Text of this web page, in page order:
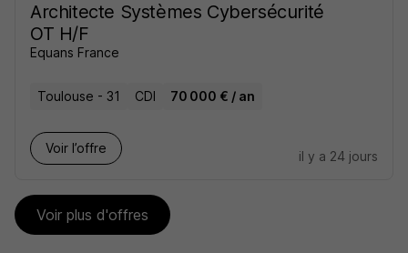
Architecte Systèmes Cybersécurité
OT H/F
Equans France
Toulouse - 31 CDI 70 000 € / an
Voir l’offre
il y a 24 jours
Voir plus d'offres